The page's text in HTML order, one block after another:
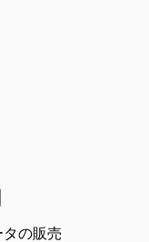
の販売